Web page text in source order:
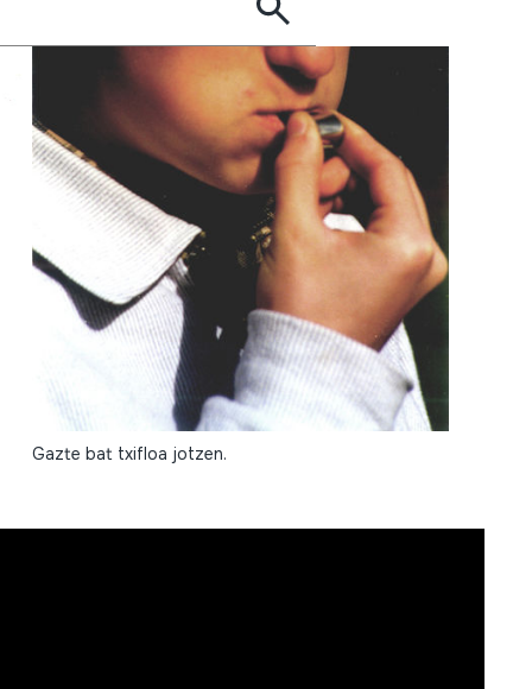
Gazte bat txifloa jotzen.